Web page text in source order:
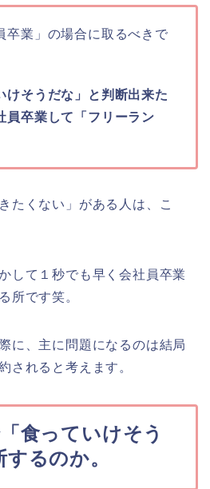
卒業」の場合に取るべきで
けそうだな」と判断出来た
員卒業して「フリーラン
たくない」がある人は、こ
して１秒でも早く会社員卒業
所です笑。
に、主に問題になるのは結局
されると考えます。
食っていけそう
るのか。